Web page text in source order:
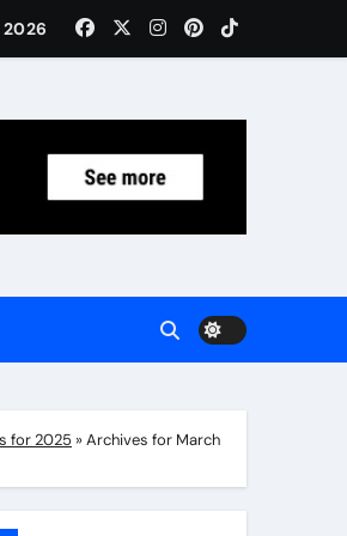
$300
2026
for 2025 »Archives for March